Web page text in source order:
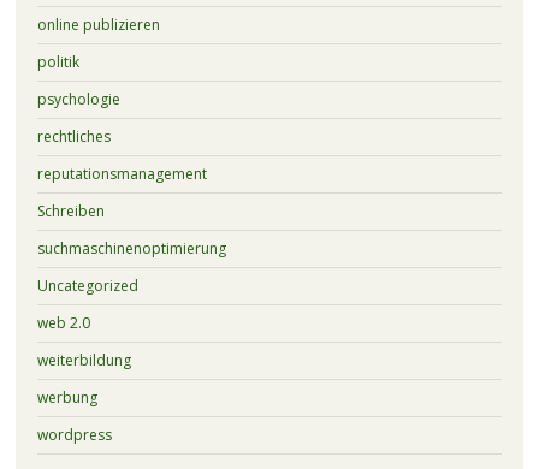
online publizieren
politik
psychologie
rechtliches
reputationsmanagement
Schreiben
suchmaschinenoptimierung
Uncategorized
web 2.0
weiterbildung
werbung
wordpress